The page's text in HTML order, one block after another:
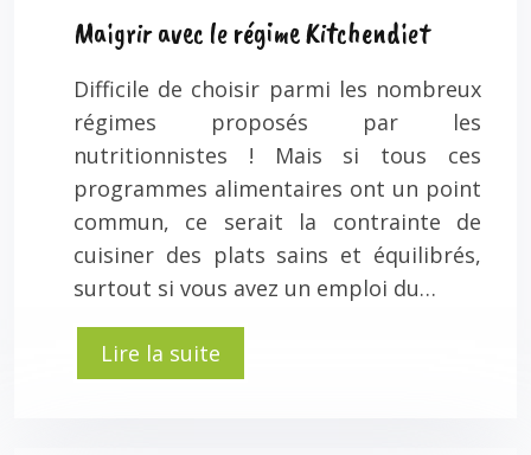
Maigrir avec le régime Kitchendiet
Difficile de choisir parmi les nombreux
régimes proposés par les
nutritionnistes ! Mais si tous ces
programmes alimentaires ont un point
commun, ce serait la contrainte de
cuisiner des plats sains et équilibrés,
surtout si vous avez un emploi du…
Lire la suite